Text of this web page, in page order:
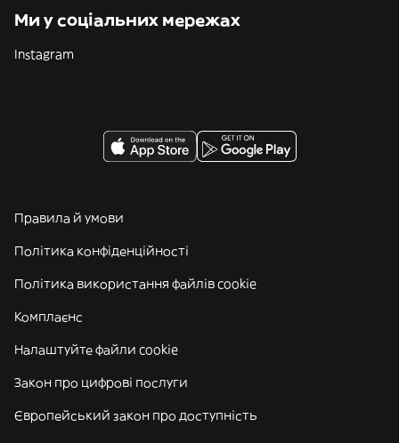
Ми у соціальних мережах
Instagram
Правила й умови
Політика конфіденційності
Політика використання файлів cookie
Комплаєнс
Налаштуйте файли cookie
Закон про цифрові послуги
Європейський закон про доступність